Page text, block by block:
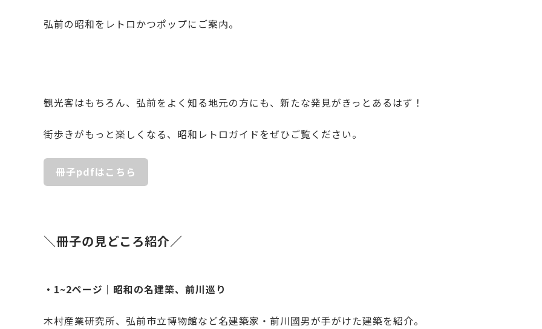
弘前の昭和をレトロかつポップにご案内。
観光客はもちろん、弘前をよく知る地元の方にも、新たな発見がきっとあるはず！
街歩きがもっと楽しくなる、昭和レトロガイドをぜひご覧ください。
冊子pdfはこちら
＼冊子の見どころ紹介／
・1~2ページ｜昭和の名建築、前川巡り
木村産業研究所、弘前市立博物館など名建築家・前川國男が手がけた建築を紹介。